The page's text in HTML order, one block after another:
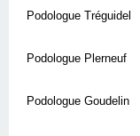
Podologue Tréguidel
Podologue Plerneuf
Podologue Goudelin